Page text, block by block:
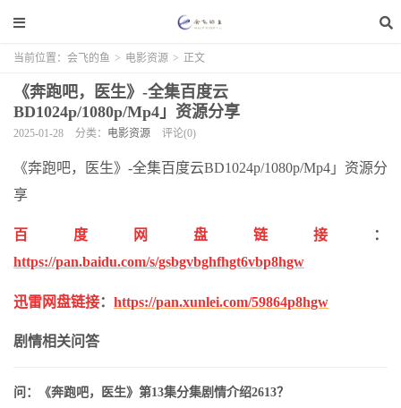
当前位置： 会飞的鱼 > 电影资源 > 正文
《奔跑吧，医生》-全集百度云
BD1024p/1080p/Mp4」资源分享
2025-01-28 分类： 电影资源 评论(0)
《奔跑吧，医生》-全集百度云BD1024p/1080p/Mp4」资源分
享
百度网盘链接
：
https://pan.baidu.com/s/gsbgvbghfhgt6vbp8hgw
迅雷网盘链接： https://pan.xunlei.com/59864p8hgw
剧情相关问答
问：《奔跑吧，医生》第13集分集剧情介绍2613？